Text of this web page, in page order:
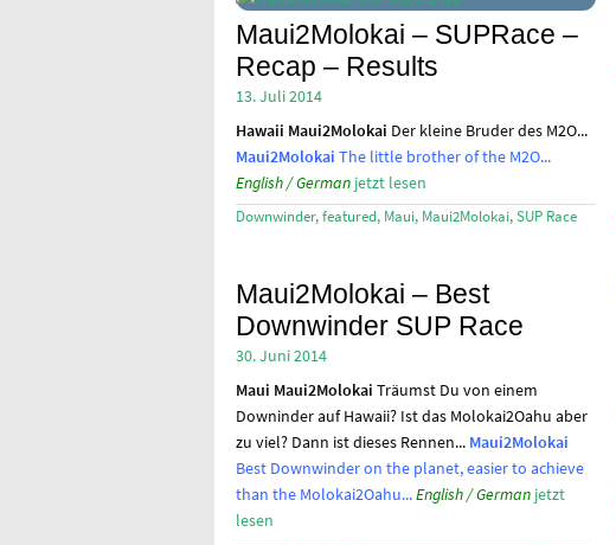
Maui2Molokai – SUPRace –
Recap – Results
13. Juli 2014
Hawaii Maui2Molokai Der kleine Bruder des M2O...
Maui2Molokai The little brother of the M2O...
English / German jetzt lesen
Downwinder, featured, Maui, Maui2Molokai, SUP Race
Maui2Molokai – Best
Downwinder SUP Race
30. Juni 2014
Maui Maui2Molokai Träumst Du von einem
Downinder auf Hawaii? Ist das Molokai2Oahu aber
zu viel? Dann ist dieses Rennen... Maui2Molokai
Best Downwinder on the planet, easier to achieve
than the Molokai2Oahu...English / German jetzt
lesen